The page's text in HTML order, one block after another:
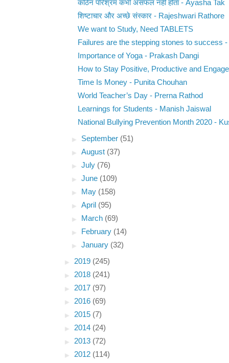
कठिन परिश्रम कभी असफल नहीं होता - Ayasha Tak
शिष्टाचार और अच्छे संस्कार - Rajeshwari Rathore
We want to Study, Need TABLETS
Failures are the stepping stones to success
Importance of Yoga - Prakash Dangi
How to Stay Positive, Productive and
Time Is Money - Punita Chouhan
World Teacher’s Day - Prerna Rathod
Learnings for Students - Manish Jaiswal
National Bullying Prevention Month 2020 -
► September (51)
►August (37)
►July (76)
►June (109)
►
May (158)
►April (95)
►
March (69)
►
February (14)
►January (32)
► 2019 (245)
► 2018 (241)
► 2017 (97)
► 2016 (69)
► 2015 (7)
► 2014 (24)
► 2013 (72)
► 2012 (114)